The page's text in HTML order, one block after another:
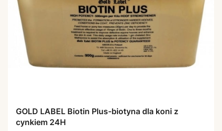
GOLD LABEL Biotin Plus-biotyna dla koni z
cynkiem 24H